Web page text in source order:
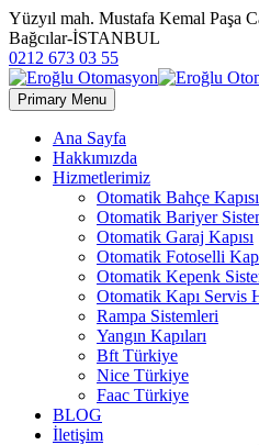
Yüzyıl mah. Mustafa Kemal Paşa
Bağcılar-İSTANBUL
0212 673 03 55
Primary Menu
Ana Sayfa
Hakkımızda
Hizmetlerimiz
Otomatik Bahçe
Otomatik Bariyer
Otomatik Garaj Kapısı
Otomatik Fotoselli
Otomatik Kepenk
Otomatik Kapı Servis
Rampa Sistemleri
Yangın Kapıları
Bft Türkiye
Nice Türkiye
Faac Türkiye
BLOG
İletişim